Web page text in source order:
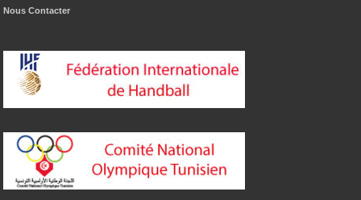
Nous Contacter